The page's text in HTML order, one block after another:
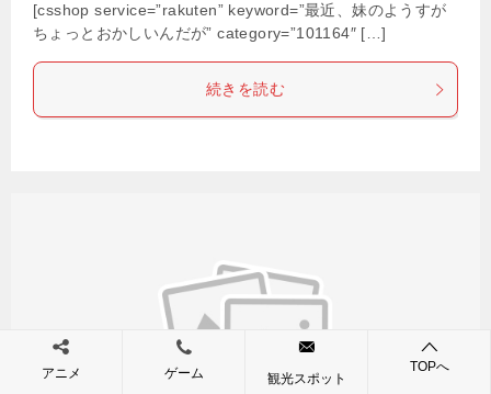
[csshop service=”rakuten” keyword=”最近、妹のようすが
ちょっとおかしいんだが” category=”101164″ […]
続きを読む
アニメ ゲーム 観光スポット
TOPへ